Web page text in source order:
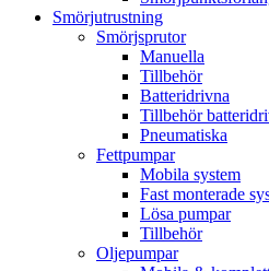
Smörjutrustning
Smörjsprutor
Manuella
Tillbehör
Batteridrivna
Tillbehör
Pneumatiska
Fettpumpar
Mobila system
Fast monterade
Lösa pumpar
Tillbehör
Oljepumpar